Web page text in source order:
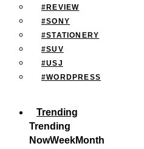
#REVIEW
#SONY
#STATIONERY
#SUV
#USJ
#WORDPRESS
Trending
Trending
NowWeekMonth